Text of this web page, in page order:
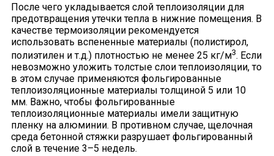
После чего укладывается слой теплоизоляции для
предотвращения утечки тепла в нижние помещения. В
качестве термоизоляции рекомендуется
использовать вспененные материалы (полистирол,
полиэтилен и т.д.) плотностью не менее 25 кг/м3. Если
невозможно уложить толстые слои теплоизоляции, то
в этом случае применяются фольгированные
теплоизоляционные материалы толщиной 5 или 10
мм. Важно, чтобы фольгированные
теплоизоляционные материалы имели защитную
пленку на алюминии. В противном случае, щелочная
среда бетонной стяжки разрушает фольгированный
слой в течение 3–5 недель.